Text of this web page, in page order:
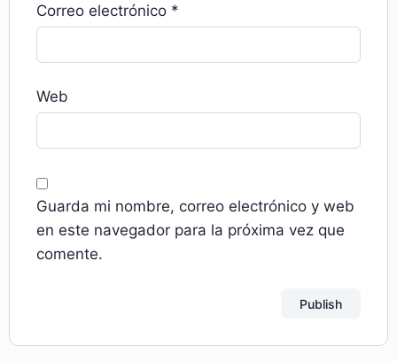
Correo electrónico *
Web
Guarda mi nombre, correo electrónico y web
en este navegador para la próxima vez que
comente.